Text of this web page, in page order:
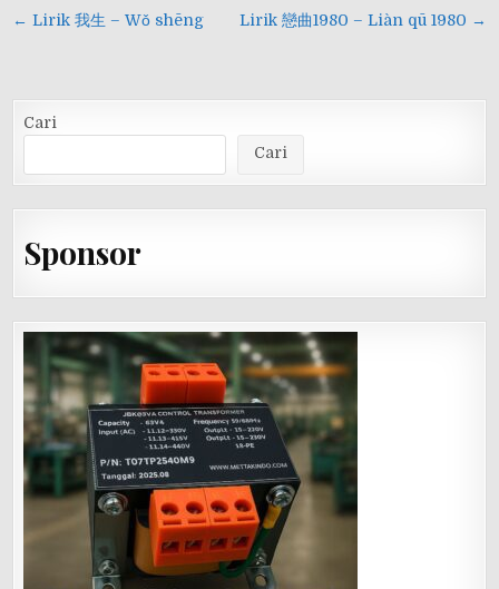
Navigasi
← Lirik 我生 – Wǒ shēng Lirik 戀曲1980 – Liàn qū 1980 →
Cari
Cari
Sponsor